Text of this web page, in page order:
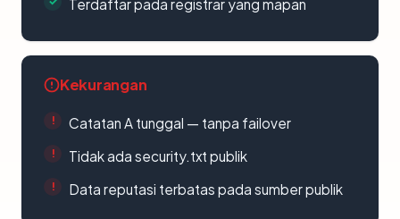
Terdaftar pada registrar yang mapan
Kekurangan
Catatan A tunggal — tanpa failover
Tidak ada security.txt publik
Data reputasi terbatas pada sumber publik